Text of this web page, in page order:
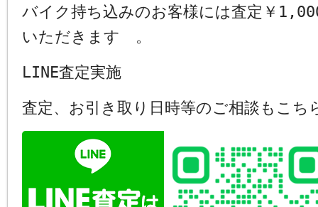
バイク持ち込みのお客様には査定￥
いただきます 。
LINE査定実施
査定、お引き取り日時等のご相談もこち